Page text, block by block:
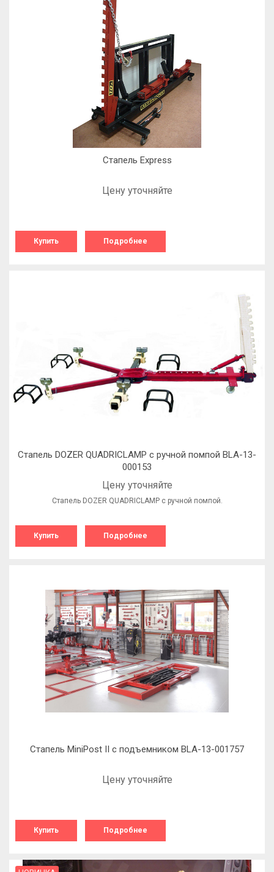
Стапель Express
Цену уточняйте
Купить Подробнее
Стапель DOZER QUADRICLAMP с ручной помпой BLA-13-
000153
Цену уточняйте
Стапель DOZER QUADRICLAMP с ручной помпой.
Купить Подробнее
Стапель MiniPost II с подъемником BLA-13-001757
Цену уточняйте
Купить Подробнее